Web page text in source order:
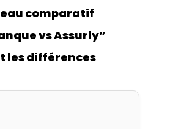
comparatif
vs Assurly”
les différences